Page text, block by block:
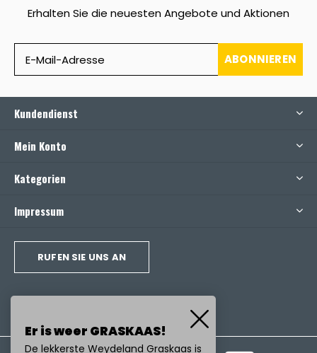
Erhalten Sie die neuesten Angebote und Aktionen
ABONNIEREN
Kundendienst
Mein Konto
Kategorien
Impressum
RUFEN SIE UNS AN
Er is weer GRASKAAS!
De lekkerste Weydeland Graskaas is